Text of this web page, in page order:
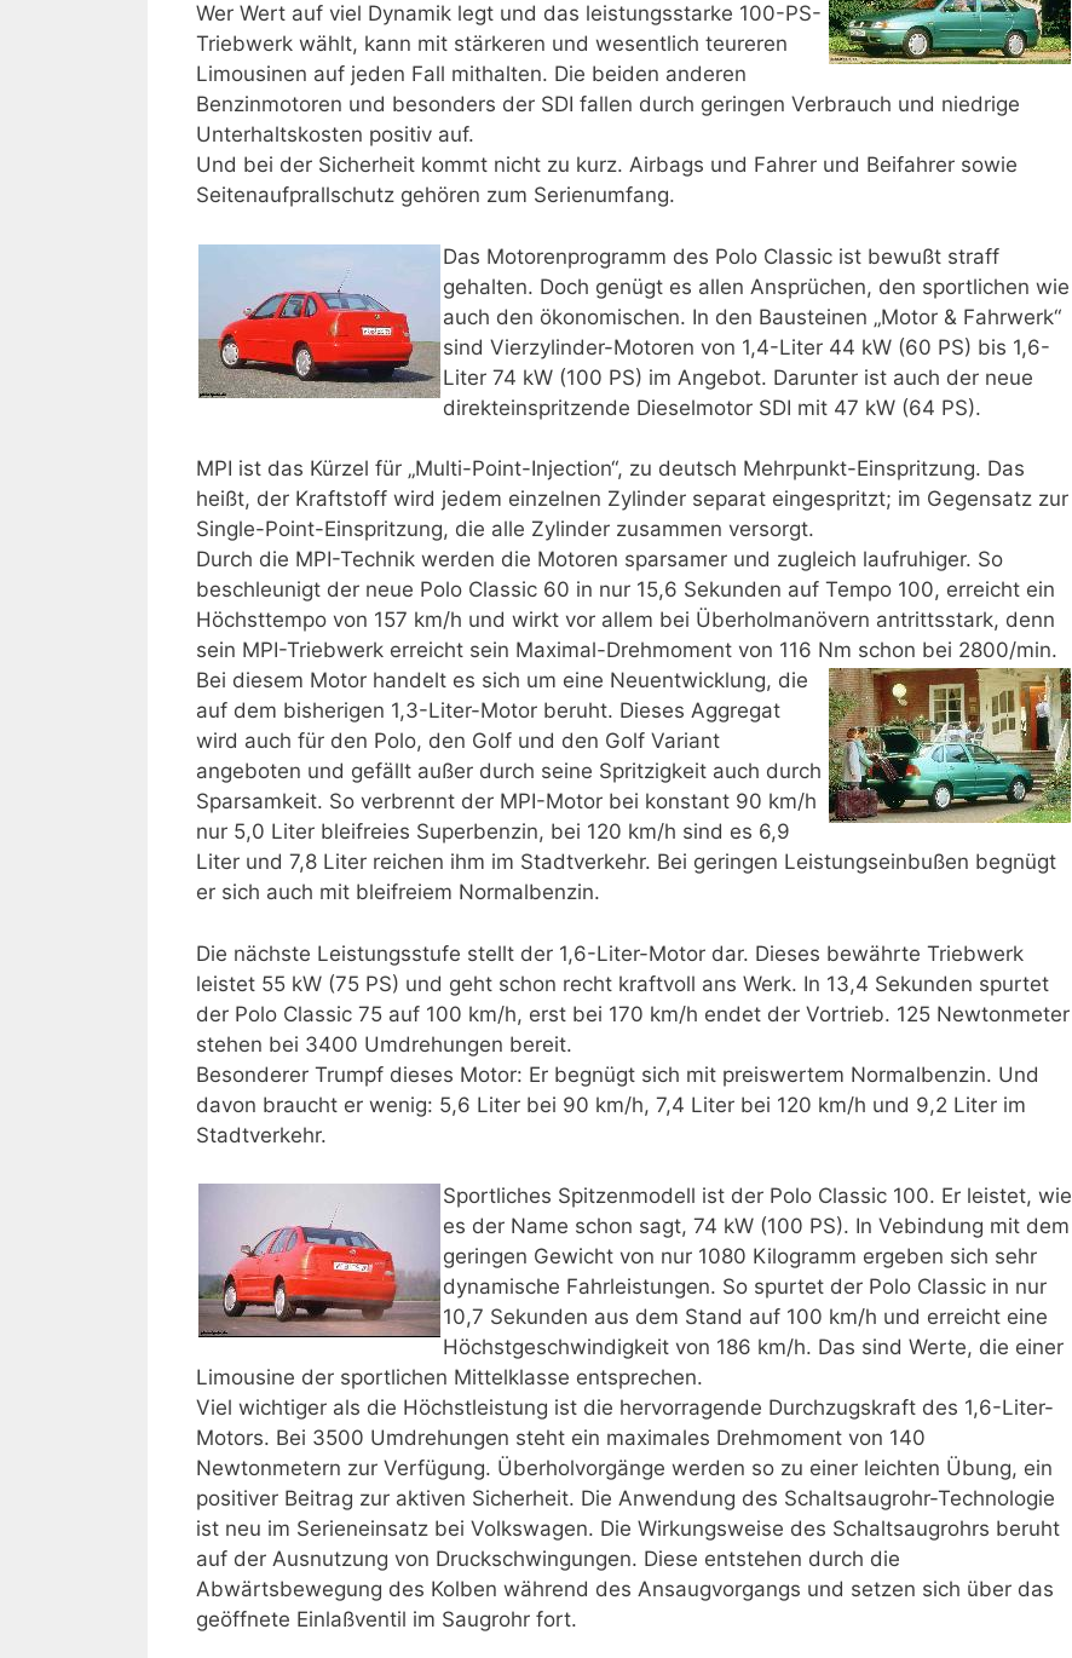
Wer Wert auf viel Dynamik legt und das leistungsstarke 100-PS-
Triebwerk wählt, kann mit stärkeren und wesentlich teureren
Limousinen auf jeden Fall mithalten. Die beiden anderen
Benzinmotoren und besonders der SDI fallen durch geringen Verbrauch und niedrige
Unterhaltskosten positiv auf.
Und bei der Sicherheit kommt nicht zu kurz. Airbags und Fahrer und Beifahrer sowie
Seitenaufprallschutz gehören zum Serienumfang.
Das Motorenprogramm des Polo Classic ist bewußt straff
gehalten. Doch genügt es allen Ansprüchen, den sportlichen wie
auch den ökonomischen. In den Bausteinen „Motor & Fahrwerk“
sind Vierzylinder-Motoren von 1,4-Liter 44 kW (60 PS) bis 1,6-
Liter 74 kW (100 PS) im Angebot. Darunter ist auch der neue
direkteinspritzende Dieselmotor SDI mit 47 kW (64 PS).
MPI ist das Kürzel für „Multi-Point-Injection“, zu deutsch Mehrpunkt-Einspritzung. Das
heißt, der Kraftstoff wird jedem einzelnen Zylinder separat eingespritzt; im Gegensatz zur
Single-Point-Einspritzung, die alle Zylinder zusammen versorgt.
Durch die MPI-Technik werden die Motoren sparsamer und zugleich laufruhiger. So
beschleunigt der neue Polo Classic 60 in nur 15,6 Sekunden auf Tempo 100, erreicht ein
Höchsttempo von 157 km/h und wirkt vor allem bei Überholmanövern antrittsstark, denn
sein MPI-Triebwerk erreicht sein Maximal-Drehmoment von 116 Nm schon bei 2800/min.
Bei diesem Motor handelt es sich um eine Neuentwicklung, die
auf dem bisherigen 1,3-Liter-Motor beruht. Dieses Aggregat
wird auch für den Polo, den Golf und den Golf Variant
angeboten und gefällt außer durch seine Spritzigkeit auch durch
Sparsamkeit. So verbrennt der MPI-Motor bei konstant 90 km/h
nur 5,0 Liter bleifreies Superbenzin, bei 120 km/h sind es 6,9
Liter und 7,8 Liter reichen ihm im Stadtverkehr. Bei geringen Leistungseinbußen begnügt
er sich auch mit bleifreiem Normalbenzin.
Die nächste Leistungsstufe stellt der 1,6-Liter-Motor dar. Dieses bewährte Triebwerk
leistet 55 kW (75 PS) und geht schon recht kraftvoll ans Werk. In 13,4 Sekunden spurtet
der Polo Classic 75 auf 100 km/h, erst bei 170 km/h endet der Vortrieb. 125 Newtonmeter
stehen bei 3400 Umdrehungen bereit.
Besonderer Trumpf dieses Motor: Er begnügt sich mit preiswertem Normalbenzin. Und
davon braucht er wenig: 5,6 Liter bei 90 km/h, 7,4 Liter bei 120 km/h und 9,2 Liter im
Stadtverkehr.
Sportliches Spitzenmodell ist der Polo Classic 100. Er leistet, wie
es der Name schon sagt, 74 kW (100 PS). In Vebindung mit dem
geringen Gewicht von nur 1080 Kilogramm ergeben sich sehr
dynamische Fahrleistungen. So spurtet der Polo Classic in nur
10,7 Sekunden aus dem Stand auf 100 km/h und erreicht eine
Höchstgeschwindigkeit von 186 km/h. Das sind Werte, die einer
Limousine der sportlichen Mittelklasse entsprechen.
Viel wichtiger als die Höchstleistung ist die hervorragende Durchzugskraft des 1,6-Liter-
Motors. Bei 3500 Umdrehungen steht ein maximales Drehmoment von 140
Newtonmetern zur Verfügung. Überholvorgänge werden so zu einer leichten Übung, ein
positiver Beitrag zur aktiven Sicherheit. Die Anwendung des Schaltsaugrohr-Technologie
ist neu im Serieneinsatz bei Volkswagen. Die Wirkungsweise des Schaltsaugrohrs beruht
auf der Ausnutzung von Druckschwingungen. Diese entstehen durch die
Abwärtsbewegung des Kolben während des Ansaugvorgangs und setzen sich über das
geöffnete Einlaßventil im Saugrohr fort.